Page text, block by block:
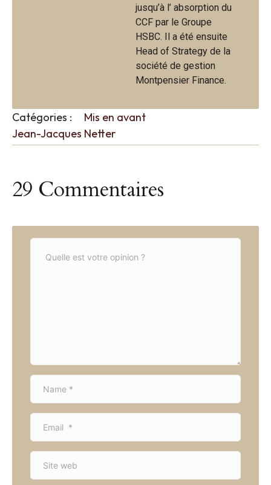
jusqu’à l’ absorption du
CCF par le Groupe
HSBC. Il a été ensuite
Head of Strategy de la
société de gestion
Montpensier Finance.
Catégories :
Mis en avant
Jean-Jacques Netter
29 Commentaires
C
N
m
*
E
a
l
S